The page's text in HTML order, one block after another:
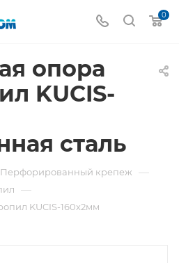
0
опора
KUCIS-
сталь
Перфорированный крепеж —
—
KUCIS-160х2мм